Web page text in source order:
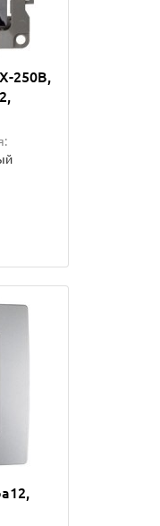
250В,